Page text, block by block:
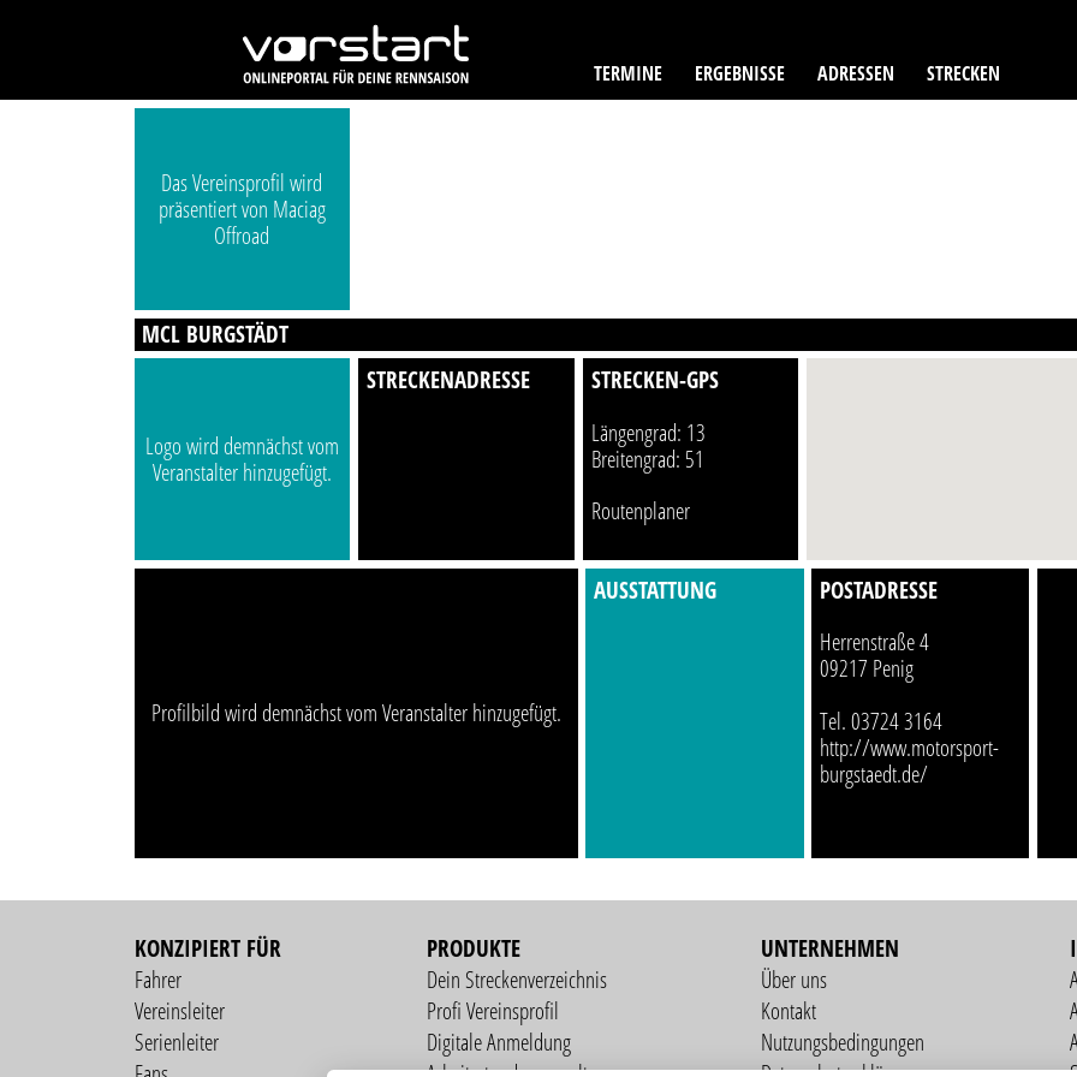
TERMINE ERGEBNISSE ADRESSEN STRECKEN
Das Vereinsprofil wird
präsentiert von Maciag
Offroad
MCL BURGSTÄDT
Logo wird demnächst vom
Veranstalter hinzugefügt.
STRECKENADRESSE
STRECKEN-GPS
Längengrad: 13
Breitengrad: 51
Routenplaner
Profilbild wird demnächst vom Veranstalter hinzugefügt.
AUSSTATTUNG
POSTADRESSE
Herrenstraße 4
09217 Penig
Tel. 03724 3164
http://www.motorsport-
burgstaedt.de/
KONZIPIERT FÜR
Fahrer
Vereinsleiter
Serienleiter
PRODUKTE
Dein Streckenverzeichnis
Profi Vereinsprofil
Digitale Anmeldung
UNTERNEHMEN
Über uns
Kontakt
Nutzungsbedingungen